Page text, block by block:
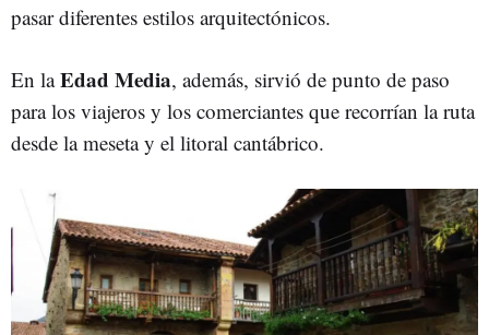
pasar diferentes estilos arquitectónicos.
En laEdad Media, además, sirvió de punto de paso
para los viajeros y los comerciantes que recorrían la ruta
desde la meseta y el litoral cantábrico.